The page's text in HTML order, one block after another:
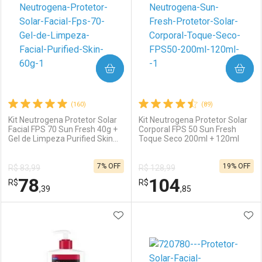
Laboratório
Ativar Desconto
Comprar sem Desconto
Por R$ 93,99/cada
Por Menos
Comprar sem Desconto
Por R$ 93,99/cada
Laboratório
Ativar Desconto
Comprar sem Desconto
Por R$ 31,99/cada
Por Menos
Comprar sem Desconto
Por R$ 31,99/cada
(160)
Kit Neutrogena Protetor Solar
Facial FPS 70 Sun Fresh 40g +
Gel de Limpeza Purified Skin
R$ 83,99
R$78,39
7% OFF
COMPRAR
Laboratório
Por Menos
(89)
Kit Neutrogena Protetor Solar
Corporal FPS 50 Sun Fresh
Toque Seco 200ml + 120ml
R$ 128,99
R$104,85
19% OFF
COMPRAR
Laboratório
Por Menos
ADICIONAR AOS FAVORITOS